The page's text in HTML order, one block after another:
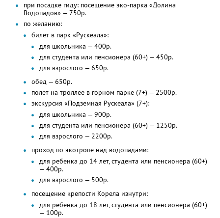
при посадке гиду: посещение эко-парка «Долина
Водопадов» — 750р.
по желанию:
билет в парк «Рускеала»:
для школьника — 400р.
для студента или пенсионера (60+) — 450р.
для взрослого — 650р.
обед — 650р.
полет на троллее в горном парке (7+) — 2500р.
экскурсия «Подземная Рускеала» (7+):
для школьника — 900р.
для студента или пенсионера (60+) — 1250р.
для взрослого — 2200р.
проход по экотропе над водопадами:
для ребенка до 14 лет, студента или пенсионера (60+)
— 400р.
для взрослого — 500р.
посещение крепости Корела изнутри:
для ребенка до 18 лет, студента или пенсионера (60+)
— 100р.